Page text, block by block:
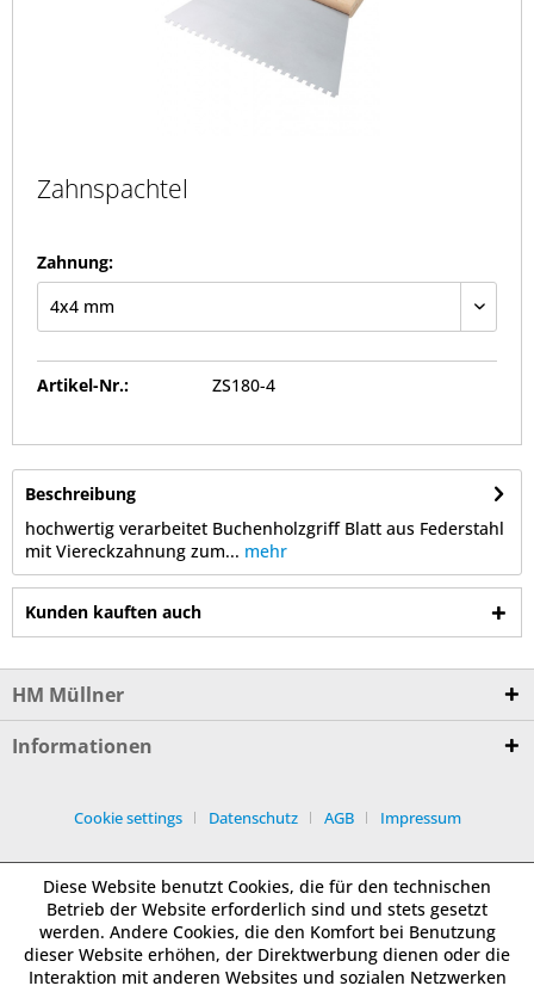
Zahnspachtel
Zahnung:
Artikel-Nr.: ZS180-4
Beschreibung
hochwertig verarbeitet Buchenholzgriff Blatt aus Federstahl
mit Viereckzahnung zum... mehr
Kunden kauften auch
HM Müllner
Informationen
Cookie settings Datenschutz AGB Impressum
Diese Website benutzt Cookies, die für den technischen
Betrieb der Website erforderlich sind und stets gesetzt
werden. Andere Cookies, die den Komfort bei Benutzung
dieser Website erhöhen, der Direktwerbung dienen oder die
Interaktion mit anderen Websites und sozialen Netzwerken